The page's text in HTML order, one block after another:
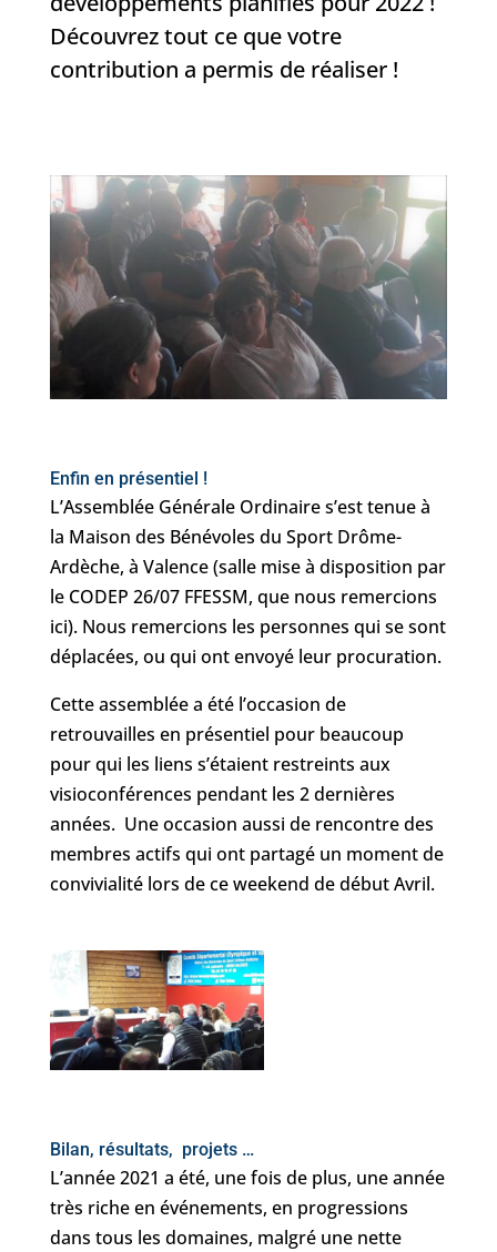
Découvrez tout ce que votre
contribution a permis de réaliser !
Enfin en présentiel !
L’Assemblée Générale Ordinaire s’est tenue à
la Maison des Bénévoles du Sport Drôme-
Ardèche, à Valence (salle mise à disposition par
le CODEP 26/07 FFESSM, que nous remercions
ici). Nous remercions les personnes qui se sont
déplacées, ou qui ont envoyé leur procuration.
Cette assemblée a été l’occasion de
retrouvailles en présentiel pour beaucoup
pour qui les liens s’étaient restreints aux
visioconférences pendant les 2 dernières
années. Une occasion aussi de rencontre des
membres actifs qui ont partagé un moment de
convivialité lors de ce weekend de début Avril.
Bilan, résultats, projets …
L’année 2021 a été, une fois de plus, une année
très riche en événements, en progressions
dans tous les domaines, malgré une nette